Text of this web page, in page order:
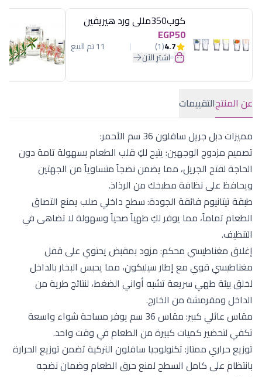
كوب350مللى ورد هيريفين
EGP50
4.7
(1) 11 تم البيع
اشترِ الآن
عن المنتجالتقييمات
مميزات دبل جريل سافلون 36 سم الأحمر:
تصميم مزدوج الوجهين: يتيح لكِ قلب الطعام بسهولة تامة دون
الحاجة لفتح الجريل، مما يضمن نضجاً متساوياً من الجهتين
ويحافظ على نظافة مطبخك من الرذاذ.
طبقة تيتانيوم فائقة الجودة: سطح داخلي صلب يمنع التصاق
الطعام تماماً، مما يوفر لكِ طهياً صحياً وسهولة لا تضاهى في
التنظيف.
إغلاق مغناطيسي محكم: مزود بمقبض يحتوي على قفل
مغناطيسي قوي مع إطار سيليكون، مما يحبس البخار بالداخل
لخلق بيئة طهي سريعة تشبه أواني الضغط، لنتائج طرية من
الداخل ومقرمشة من الخارج.
مقاس عائلي كبير: مقاس 36 سم يوفر مساحة شواء واسعة
تكفي لتحضير كميات كبيرة من الطعام في وقت واحد.
توزيع حراري ممتاز: تكنولوجيا سافلون التركية تضمن توزيع الحرارة
بانتظام على كامل السطح لمنع حرق الطعام وضمان نضجه